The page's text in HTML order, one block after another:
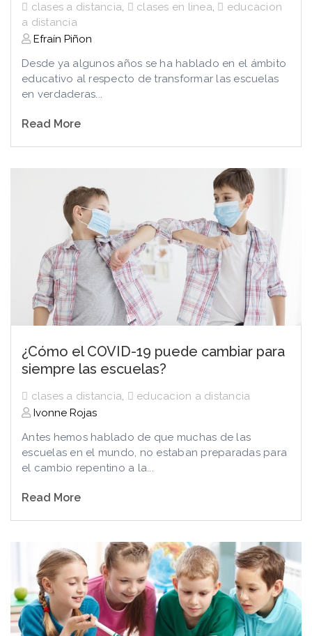
clases a distancia, clases en linea,
educacion
a distancia
Efraín Piñon
Desde ya algunos años se ha hablado en el ámbito
educativo al respecto de transformar las escuelas
en verdaderas...
Read More
¿Cómo el COVID-19 puede cambiar para
siempre las escuelas?
clases a distancia,
educacion a distancia
Ivonne Rojas
Antes hemos hablado de que muchas de las
escuelas en el mundo, no estaban preparadas para
el cambio repentino a la...
Read More